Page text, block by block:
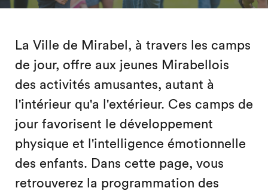
La Ville de Mirabel, à travers les camps
de jour, offre aux jeunes Mirabellois
des activités amusantes, autant à
l'intérieur qu'a l'extérieur. Ces camps de
jour favorisent le développement
physique et l'intelligence émotionnelle
des enfants. Dans cette page, vous
retrouverez la programmation des